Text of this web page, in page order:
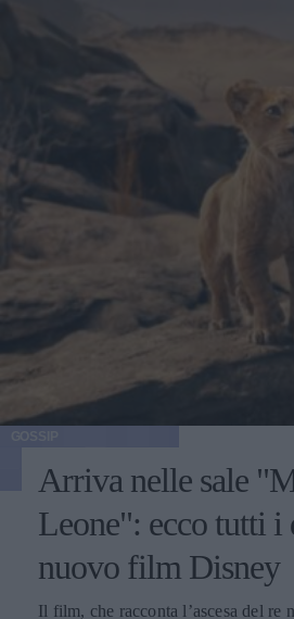
Arriva nelle sale
Leone": ecco tutti i
nuovo film Disney
Il film, che racconta l’ascesa del re